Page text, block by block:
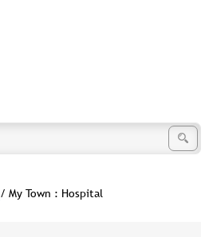
/ My Town : Hospital